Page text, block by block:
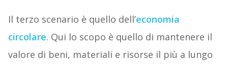
Il terzo scenario è quello dell’economia
circolare. Qui lo scopo è quello di mantenere il
valore di beni, materiali e risorse il più a lungo